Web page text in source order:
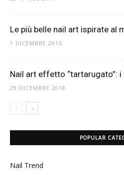
Le più belle nail art ispirate al
1 DICEMBRE 2016
Nail art effetto “tartarugato”:
29 DICEMBRE 2018
POPULAR
Nail Trend